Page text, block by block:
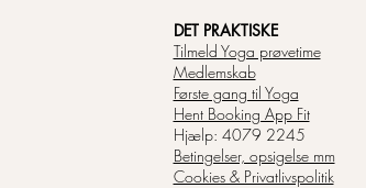
DET PRAKTISKE
Tilmeld Yoga prøvetime
Medlemskab
Første gang til Yoga
Hent Booking App Fit
Hjælp: 4079 2245
Betingelser, opsigelse mm
Cookies & Privatlivspolitik